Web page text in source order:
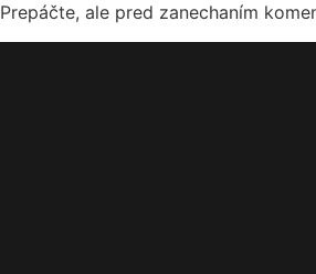
Prepáčte, ale pred zanechaním